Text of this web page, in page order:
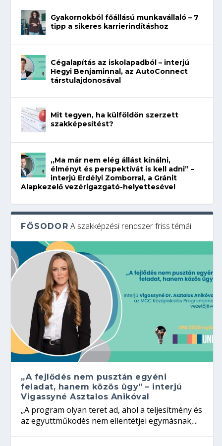
Gyakornokból főállású munkavállaló – 7
tipp a sikeres karrierindításhoz
Cégalapítás az iskolapadból – interjú
Hegyi Benjaminnal, az AutoConnect
társtulajdonosával
Mit tegyen, ha külföldön szerzett
szakképesítést?
„Ma már nem elég állást kínálni,
élményt és perspektívát is kell adni” –
interjú Erdélyi Zomborral, a Gránit
Alapkezelő vezérigazgató-helyettesével
FŐSODOR A szakképzési rendszer friss témái
„A fejlődés nem pusztán egyéni
feladat, hanem közös ügy” – interjú
Vigassyné Asztalos Anikóval
„A program olyan teret ad, ahol a teljesítmény és
az együttműködés nem ellentétjei egymásnak,...